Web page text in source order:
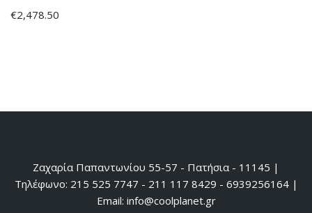
€2,478.50
Ζαχαρία Παπαντωνίου 55-57 - Πατήσια - 11145 |
Τηλέφωνο: 215 525 7747 - 211 117 8429 - 6939256164 |
Email: info@coolplanet.gr